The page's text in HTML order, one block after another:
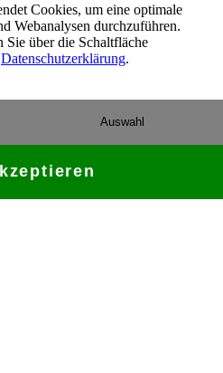
Cookies, um eine optimale
Webanalysen durchzuführen.
über die Schaltfläche
Datenschutzerklärung.
Auswahl